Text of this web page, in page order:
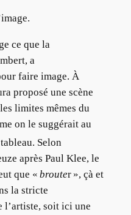
ce que la
a
faire image. À
proposé une scène
limites mêmes du
on le suggérait au
Selon
après Paul Klee, le
que « brouter », çà et
la stricte
l’artiste, soit ici une